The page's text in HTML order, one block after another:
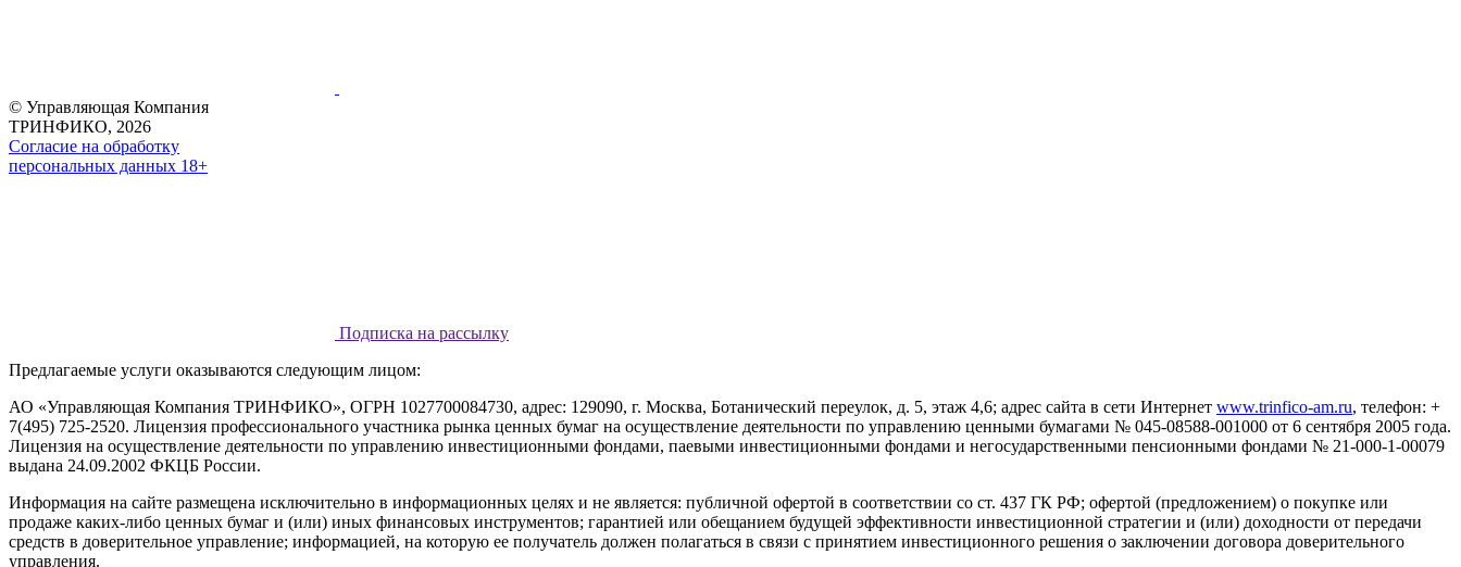
© Управляющая Компания
ТРИНФИКО, 2026
Согласие на обработку
персональных данных 18+
Подписка на рассылку
Предлагаемые услуги оказываются следующим лицом:
АО «Управляющая Компания ТРИНФИКО», ОГРН 1027700084730, адрес: 129090, г. Москва, Ботанический переулок, д. 5, этаж 4,6; адрес сайта в сети Интернет www.trinfico-аm.ru, телефон: +
7(495) 725-2520. Лицензия профессионального участника рынка ценных бумаг на осуществление деятельности по управлению ценными бумагами № 045-08588-001000 от 6 сентября 2005 года.
Лицензия на осуществление деятельности по управлению инвестиционными фондами, паевыми инвестиционными фондами и негосударственными пенсионными фондами № 21-000-1-00079
выдана 24.09.2002 ФКЦБ России.
Информация на сайте размещена исключительно в информационных целях и не является: публичной офертой в соответствии со ст. 437 ГК РФ; офертой (предложением) о покупке или
продаже каких-либо ценных бумаг и (или) иных финансовых инструментов; гарантией или обещанием будущей эффективности инвестиционной стратегии и (или) доходности от передачи
средств в доверительное управление; информацией, на которую ее получатель должен полагаться в связи с принятием инвестиционного решения о заключении договора доверительного
управления.